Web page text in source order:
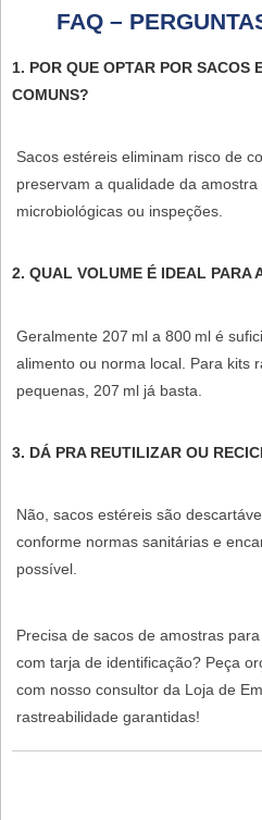
FAQ –
1. POR QUE OPTAR POR SACOS
COMUNS?
Sacos estéreis eliminam risco de
preservam a qualidade da
microbiológicas ou inspeções.
2. QUAL VOLUME É IDEAL PARA
Geralmente 207 ml a 800 ml é
alimento ou norma local. Para kits
pequenas, 207 ml já basta.
3. DÁ PRA REUTILIZAR OU
Não, sacos estéreis são
conforme normas sanitárias e
possível.
Precisa de sacos de amostras
com tarja de identificação? Peça
com nosso consultor da Loja de
rastreabilidade garantidas!